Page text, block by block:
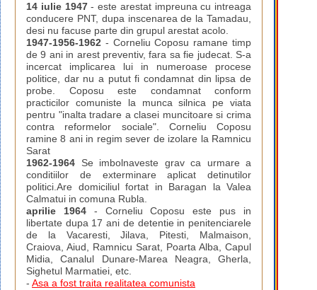
14 iulie 1947- este arestat impreuna cu intreaga
conducere PNT, dupa inscenarea de la Tamadau,
desi nu facuse parte din grupul arestat acolo.
1947-1956-1962 - Corneliu Coposu ramane timp
de 9 ani in arest preventiv, fara sa fie judecat. S-a
incercat implicarea lui in numeroase procese
politice, dar nu a putut fi condamnat din lipsa de
probe. Coposu este condamnat conform
practicilor comuniste la munca silnica pe viata
pentru "inalta tradare a clasei muncitoare si crima
contra reformelor sociale". Corneliu Coposu
ramine 8 ani in regim sever de izolare la Ramnicu
Sarat
1962-1964 Se imbolnaveste grav ca urmare a
conditiilor de exterminare aplicat detinutilor
politici.Are domiciliul fortat in Baragan la Valea
Calmatui in comuna Rubla.
aprilie 1964- Corneliu Coposu este pus in
libertate dupa 17 ani de detentie in penitenciarele
de la Vacaresti, Jilava, Pitesti, Malmaison,
Craiova, Aiud, Ramnicu Sarat, Poarta Alba, Capul
Midia, Canalul Dunare-Marea Neagra, Gherla,
Sighetul Marmatiei, etc.
- Asa a fost traita realitatea comunista